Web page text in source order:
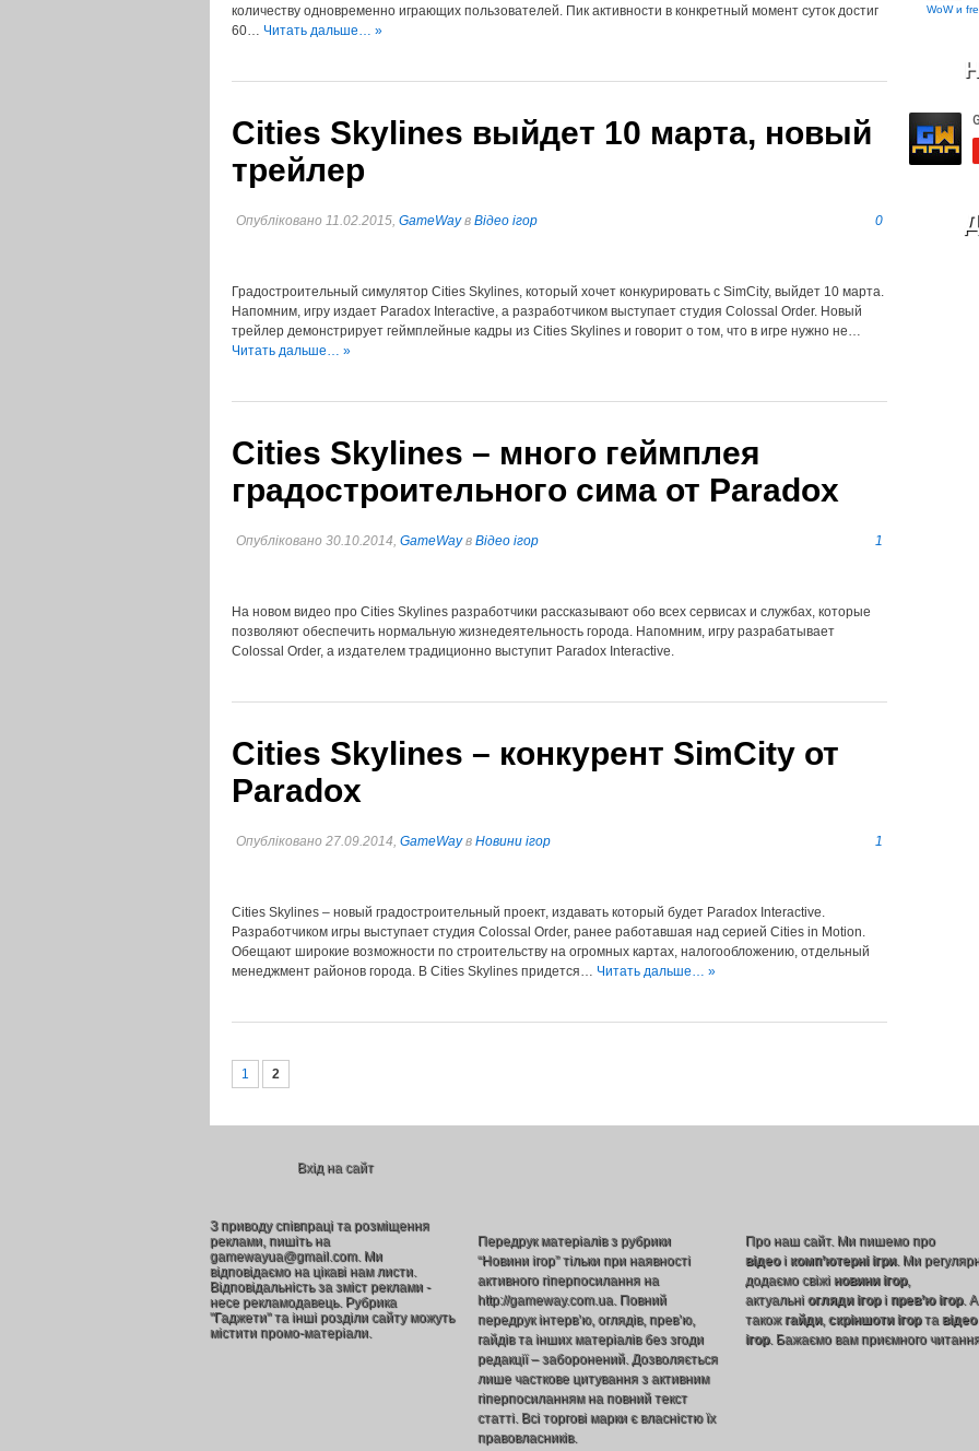
количеству одновременно играющих пользователей. Пик активности в конкретный момент суток достиг
60… Читать дальше… »
Cities Skylines выйдет 10 марта, новый
трейлер
Опубліковано 11.02.2015, GameWayв Відео ігор 0
Градостроительный симулятор Cities Skylines, который хочет конкурировать с SimCity, выйдет 10 марта.
Напомним, игру издает Paradox Interactive, а разработчиком выступает студия Colossal Order. Новый
трейлер демонстрирует геймплейные кадры из Cities Skylines и говорит о том, что в игре нужно не…
Читать дальше… »
Cities Skylines – много геймплея
градостроительного сима от Paradox
Опубліковано 30.10.2014, GameWayв Відео ігор 1
На новом видео про Cities Skylines разработчики рассказывают обо всех сервисах и службах, которые
позволяют обеспечить нормальную жизнедеятельность города. Напомним, игру разрабатывает
Colossal Order, а издателем традиционно выступит Paradox Interactive.
Cities Skylines – конкурент SimCity от
Paradox
Опубліковано 27.09.2014, GameWayв Новини ігор 1
Cities Skylines – новый градостроительный проект, издавать который будет Paradox Interactive.
Разработчиком игры выступает студия Colossal Order, ранее работавшая над серией Cities in Motion.
Обещают широкие возможности по строительству на огромных картах, налогообложению, отдельный
менеджмент районов города. В Cities Skylines придется… Читать дальше… »
1 2
WoW и
Вхід на сайт
З приводу співпраці та розміщення
реклами, пишіть на
gamewayua@gmail.com. Ми
відповідаємо на цікаві нам листи.
Відповідальність за зміст реклами -
несе рекламодавець. Рубрика
"Гаджети" та інші розділи сайту можуть
містити промо-матеріали.
Передрук матеріалів з рубрики
“Новини ігор” тільки при наявності
активного гіперпосилання на
http://gameway.com.ua. Повний
передрук інтерв’ю, оглядів, прев’ю,
гайдів та інших матеріалів без згоди
редакції – заборонений. Дозволяється
лише часткове цитування з активним
гіперпосиланням на повний текст
статті. Всі торгові марки є власністю їх
правовласників.
Про наш сайт. Ми пишемо про
відеоі комп’ютерні ігри. Ми
додаємо свіжі новини ігор,
актуальні огляди ігорі прев’ю ігор. А
також гайди, скріншоти ігорта відео
ігор. Бажаємо вам приємного